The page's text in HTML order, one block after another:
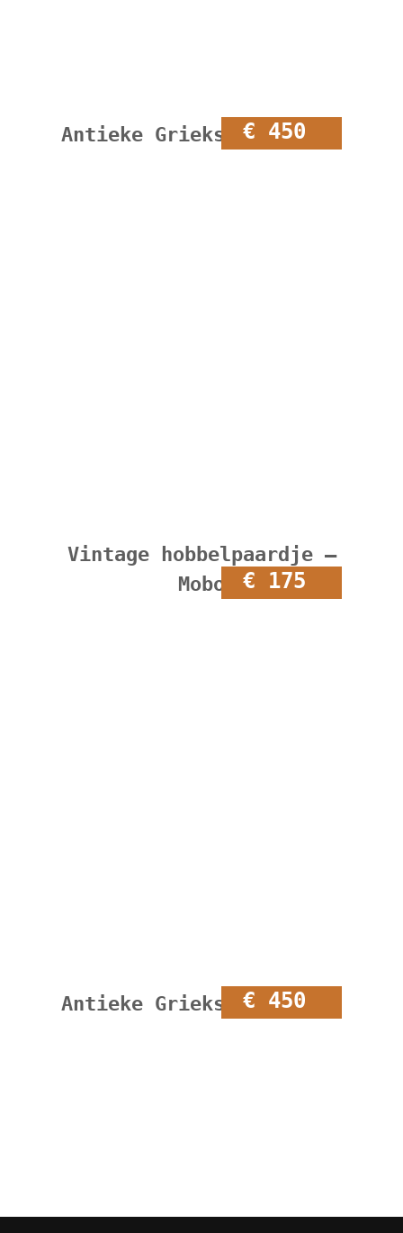
Antieke Griekse olijfpot
€ 450
Vintage hobbelpaardje –
Mobo
€ 175
Antieke Griekse olijfpot
€ 450